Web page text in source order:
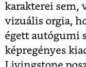
karakterei sem,
vizuális orgia,
égett autógumi
képregényes